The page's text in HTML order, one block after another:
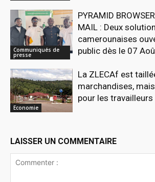
Communiqués de
presse
PYRAMID
MAIL : Deux
camerounaises
public dès le 07
Economie
La ZLECAf est
marchandises,
pour les travailleurs
LAISSER UN COMMENTAIRE